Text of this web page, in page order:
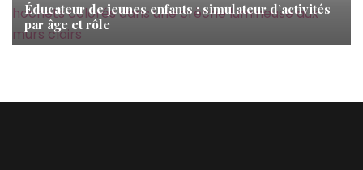
Éducateur de jeunes enfants : simulateur d’activités
par âge et rôle